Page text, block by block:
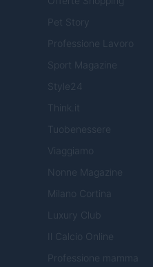
Pet Story
Professione Lavoro
Sport Magazine
Style24
Think.it
Tuobenessere
Viaggiamo
Nonne Magazine
Milano Cortina
Luxury Club
Il Calcio Online
Professione mamma